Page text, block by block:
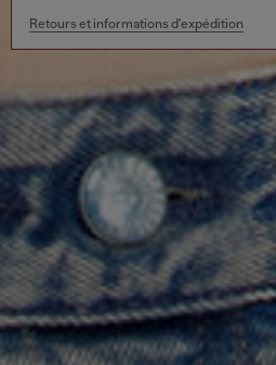
Retours et informations d'expédition